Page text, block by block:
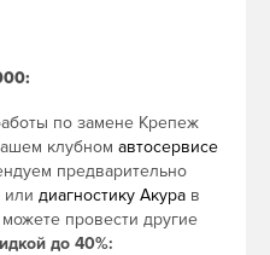
по замене Крепеж
клубном автосервисе
предварительно
или диагностику Акура в
провести другие
до 40%: